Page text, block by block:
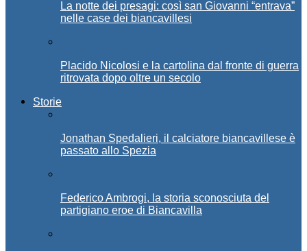
La notte dei presagi: così san Giovanni “entrava”
nelle case dei biancavillesi
Placido Nicolosi e la cartolina dal fronte di guerra
ritrovata dopo oltre un secolo
Storie
Jonathan Spedalieri, il calciatore biancavillese è
passato allo Spezia
Federico Ambrogi, la storia sconosciuta del
partigiano eroe di Biancavilla